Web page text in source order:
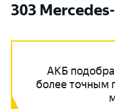
303
АКБ
более точным